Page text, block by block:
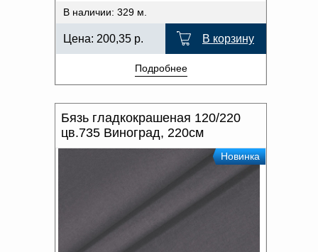
В наличии: 329 м.
Цена: 200,35 р. В корзину
Подробнее
Бязь гладкокрашеная 120/220
цв.735 Виноград, 220см
Новинка